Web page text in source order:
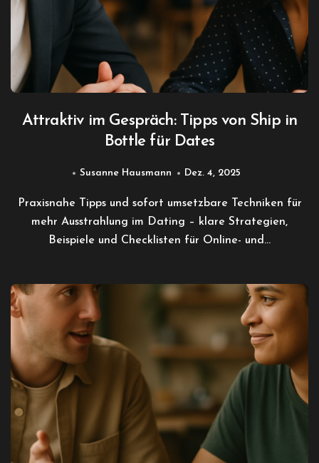
Attraktiv im Gespräch: Tipps von Ship in
Bottle für Dates
Susanne Hausmann Dez. 4, 2025
Praxisnahe Tipps und sofort umsetzbare Techniken für
mehr Ausstrahlung im Dating – klare Strategien,
Beispiele und Checklisten für Online- und…